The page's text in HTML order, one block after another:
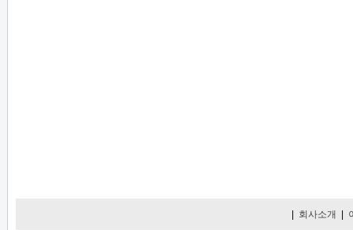
회사소개